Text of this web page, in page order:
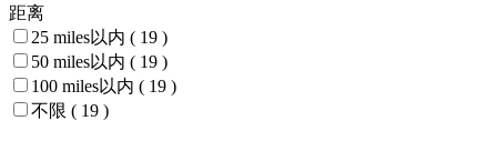
距离
25 miles以内 ( 19 )
50 miles以内 ( 19 )
100 miles以内 ( 19 )
不限 ( 19 )